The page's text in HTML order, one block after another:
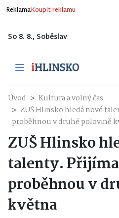
ReklamaKoupit reklamu
So 8. 8., Soběslav
Úvod
Kultura a volný čas
ZUŠ Hlinsko hledá nové
proběhnou v druhé polovině
ZUŠ Hlinsko
talenty.
proběhnou v
května